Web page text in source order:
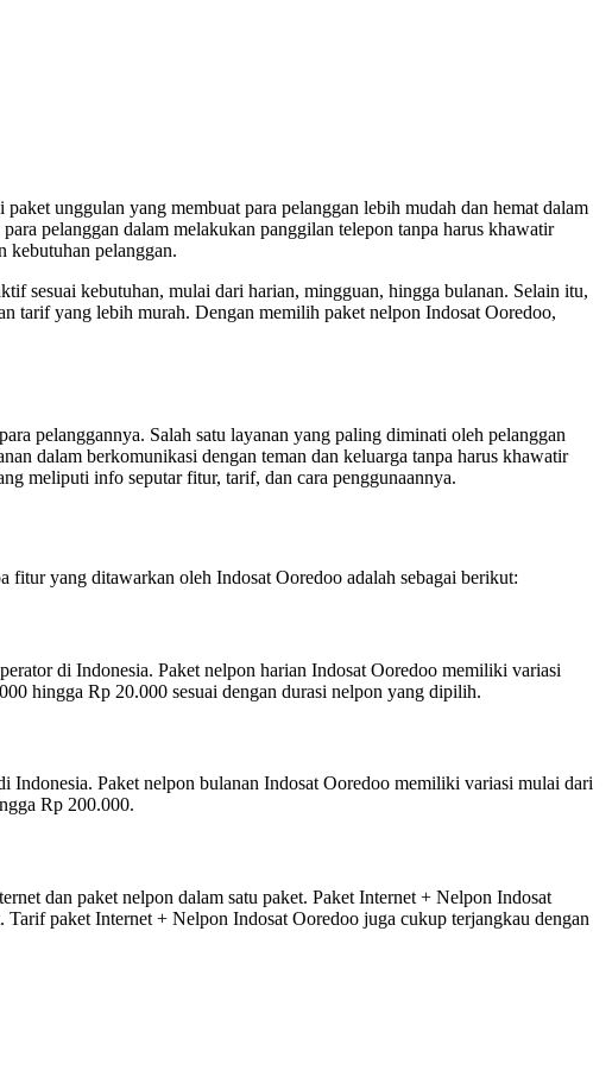
unggulan yang membuat para pelanggan lebih mudah dan hemat dalam
pelanggan dalam melakukan panggilan telepon tanpa harus khawatir
kebutuhan pelanggan.
sesuai kebutuhan, mulai dari harian, mingguan, hingga bulanan. Selain itu,
tarif yang lebih murah. Dengan memilih paket nelpon Indosat Ooredoo,
pelanggannya. Salah satu layanan yang paling diminati oleh pelanggan
dalam berkomunikasi dengan teman dan keluarga tanpa harus khawatir
meliputi info seputar fitur, tarif, dan cara penggunaannya.
fitur yang ditawarkan oleh Indosat Ooredoo adalah sebagai berikut:
di Indonesia. Paket nelpon harian Indosat Ooredoo memiliki variasi
hingga Rp 20.000 sesuai dengan durasi nelpon yang dipilih.
Indonesia. Paket nelpon bulanan Indosat Ooredoo memiliki variasi mulai dari
Rp 200.000.
dan paket nelpon dalam satu paket. Paket Internet + Nelpon Indosat
paket Internet + Nelpon Indosat Ooredoo juga cukup terjangkau dengan